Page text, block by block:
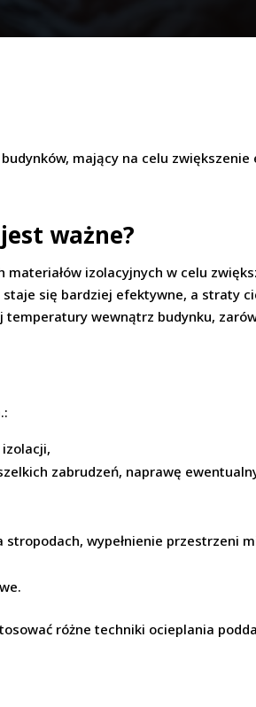
mający na celu
ważne?
izolacyjnych w celu
się bardziej efektywne, a straty
wewnątrz budynku,
zabrudzeń, naprawę
wypełnienie przestrzeni
różne techniki ocieplania